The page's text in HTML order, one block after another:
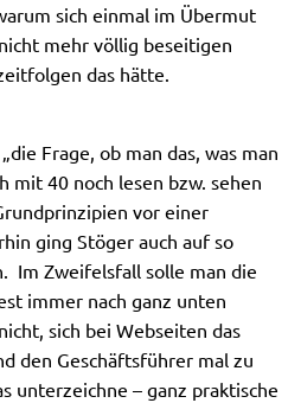
sich einmal im Übermut
mehr völlig beseitigen
das hätte.
Frage, ob man das, was man
mit 40 noch lesen bzw. sehen
vor einer
ging Stöger auch auf so
Im Zweifelsfall solle man die
immer nach ganz unten
sich bei Webseiten das
den Geschäftsführer mal zu
unterzeichne – ganz praktische